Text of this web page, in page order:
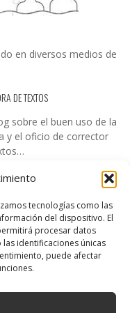
tecnologías como las
del dispositivo. El
procesar datos
identificaciones únicas
puede afectar
en diversos medios de
DE TEXTOS
sobre el buen uso de la
y el oficio de corrector